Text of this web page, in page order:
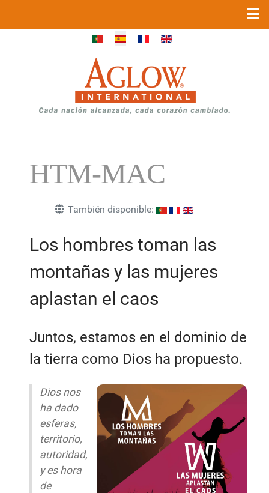
HTM-MAC
También disponible:
Los hombres toman las
montañas y las mujeres
aplastan el caos
Juntos, estamos en el dominio de
la tierra como Dios ha propuesto.
Dios nos
ha dado
esferas,
territorio,
autoridad,
y es hora
de